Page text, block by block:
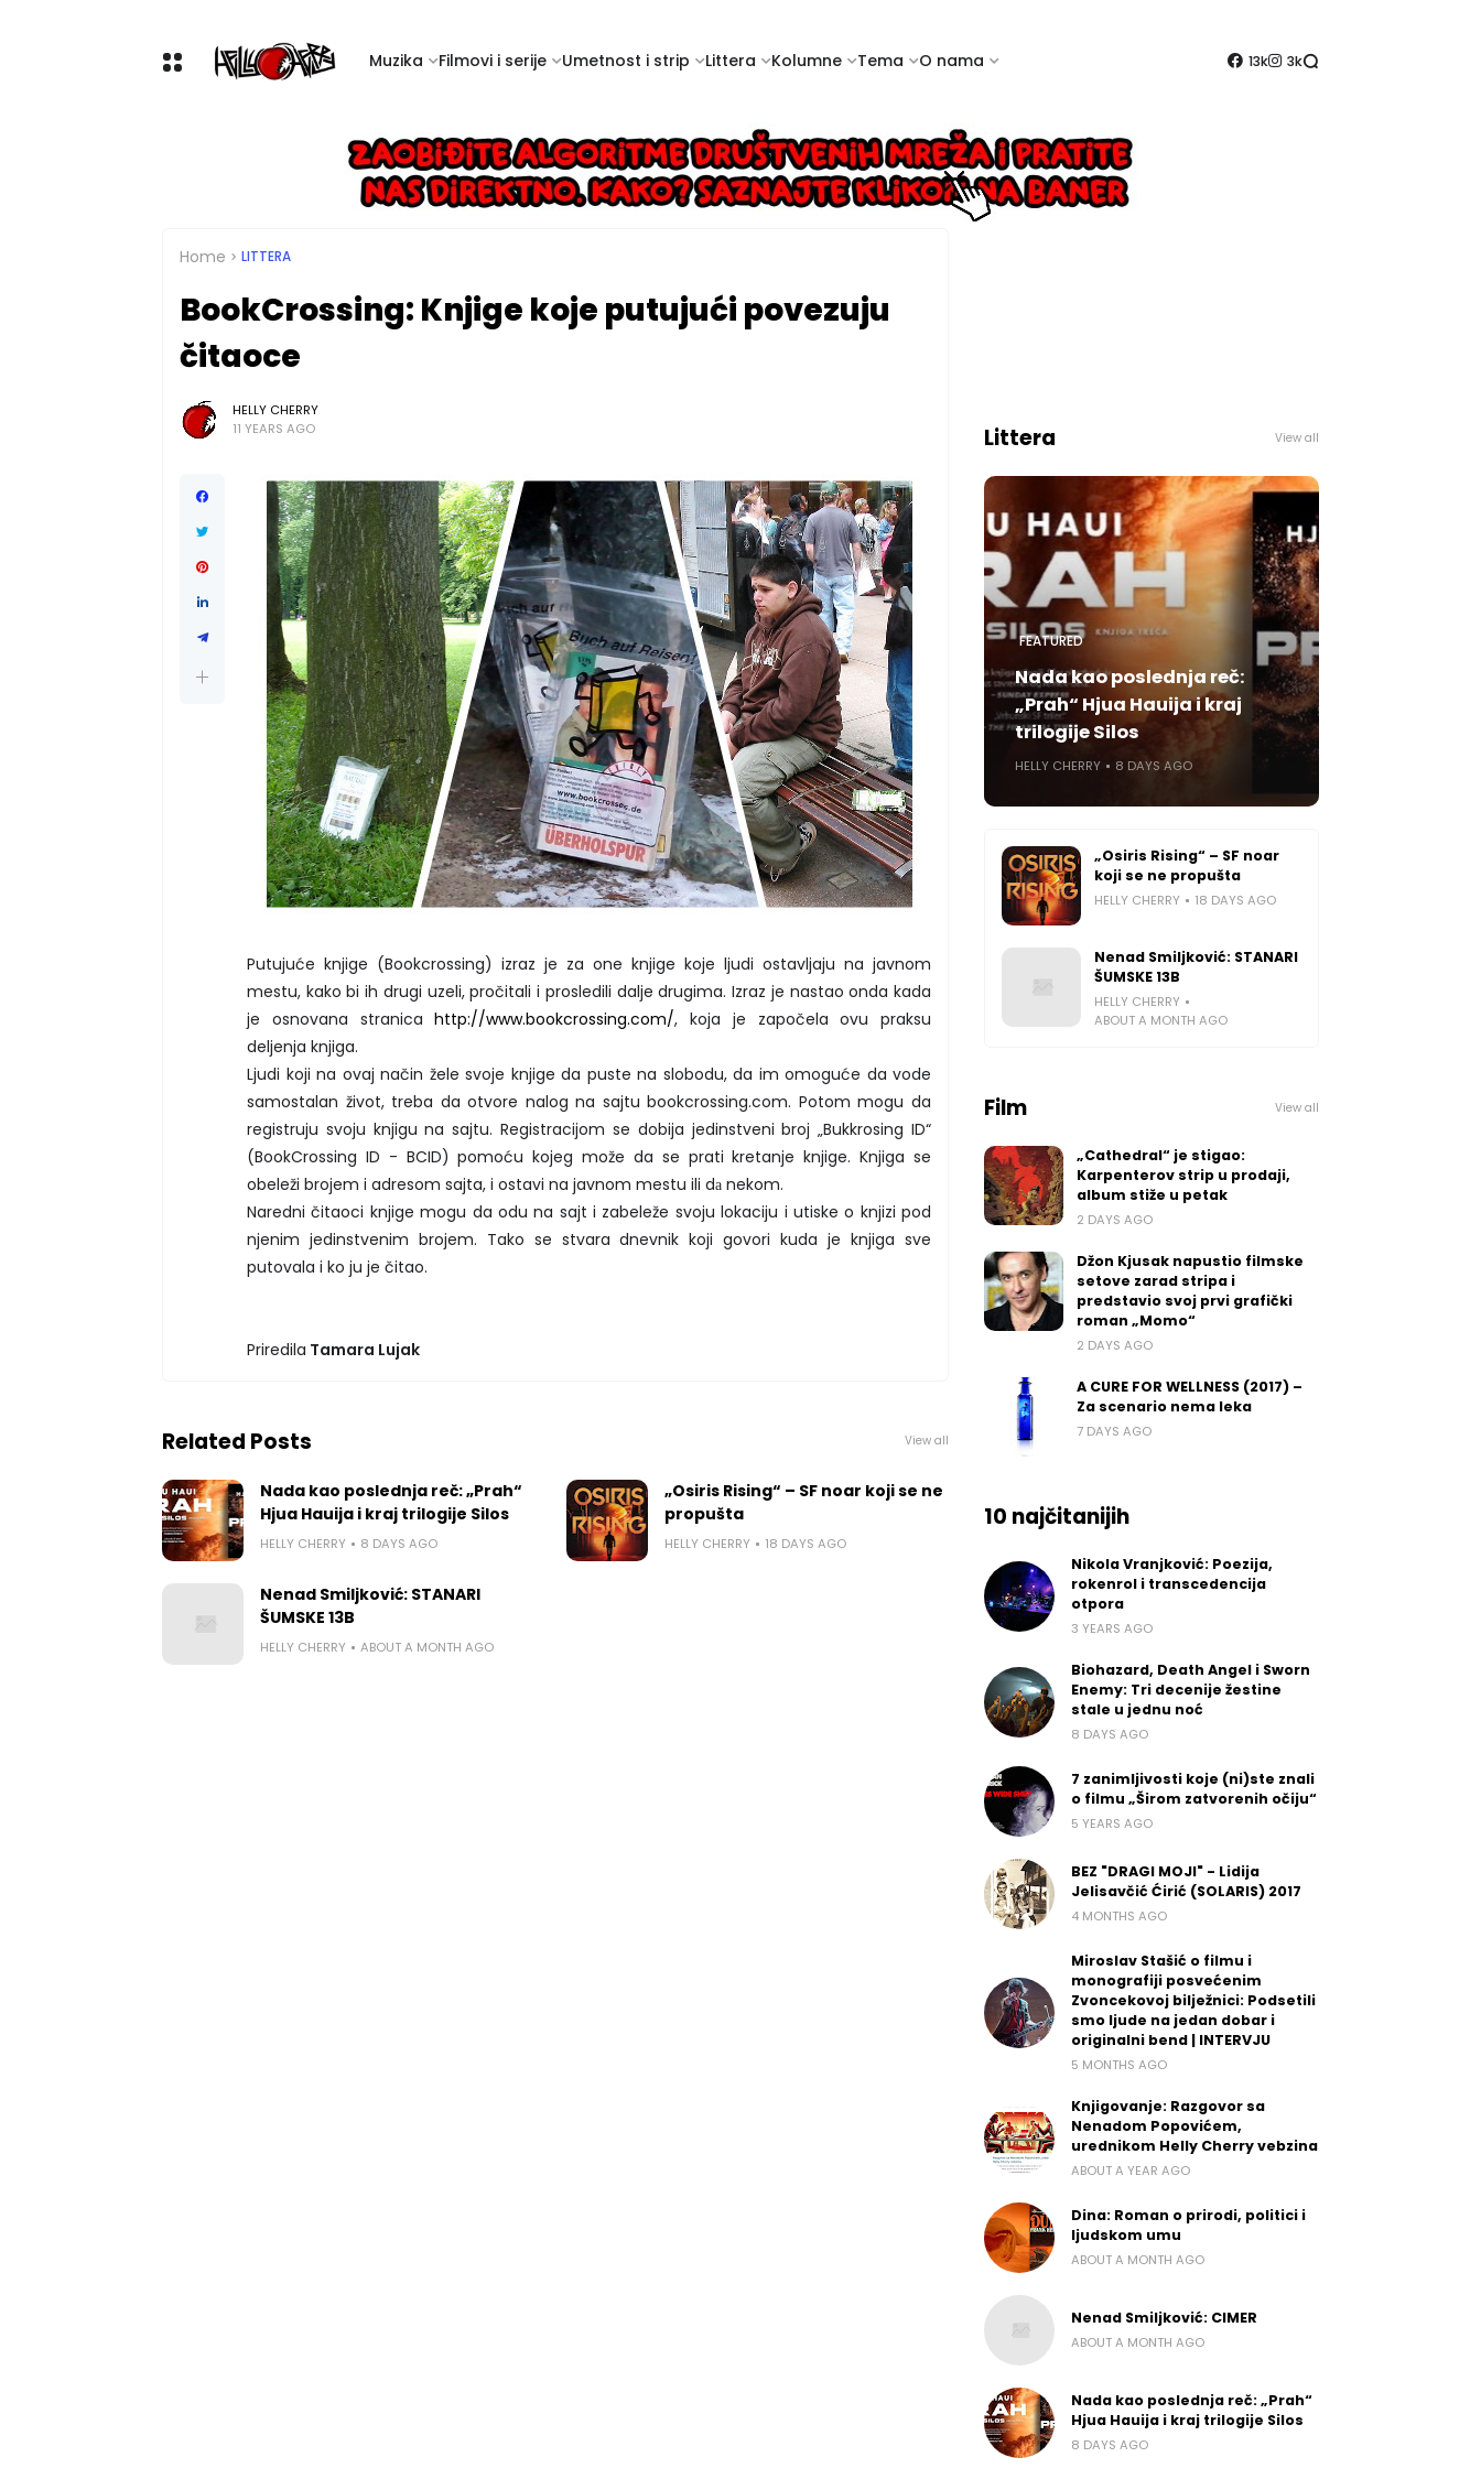
Muzika Filmovi i serije Umetnost i strip Littera Kolumne Tema O nama 13k 3k
Home LITTERA
BookCrossing: Knjige koje putujući povezuju
čitaoce
HELLY CHERRY
11 YEARS AGO
Putujuće knjige (Bookcrossing) izraz je za one knjige koje ljudi ostavljaju na javnom
mestu, kako bi ih drugi uzeli, pročitali i prosledili dalje drugima. Izraz je nastao onda kada
je osnovana stranicahttp://www.bookcrossing.com/, koja je započela ovu praksu
deljenja knjiga.
Ljudi koji na ovaj način žele svoje knjige da puste na slobodu, da im omoguće da vode
samostalan život, treba da otvore nalog na sajtu bookcrossing.com. Potom mogu da
registruju svoju knjigu na sajtu. Registracijom se dobija jedinstveni broj „Bukkrosing ID“
(BookCrossing ID - BCID) pomoću kojeg može da se prati kretanje knjige. Knjiga se
obeleži brojem i adresom sajta, i ostavi na javnom mestu ili dа nekom.
Naredni čitaoci knjige mogu da odu na sajt i zabeleže svoju lokaciju i utiske o knjizi pod
njenim jedinstvenim brojem. Tako se stvara dnevnik koji govori kuda je knjiga sve
putovala i ko ju je čitao.
Priredila Tamara Lujak
Related Posts View all
Nada kao poslednja reč: „Prah“
Hjua Hauija i kraj trilogije Silos
HELLY CHERRY 8 DAYS AGO
„Osiris Rising“ – SF noar koji se ne
propušta
HELLY CHERRY 18 DAYS AGO
Nenad Smiljković: STANARI
ŠUMSKE 13B
HELLY CHERRY ABOUT A MONTH AGO
Littera View all
FEATURED
Nada kao poslednja reč:
„Prah“ Hjua Hauija i kraj
trilogije Silos
HELLY CHERRY 8 DAYS AGO
„Osiris Rising“ – SF noar
koji se ne propušta
HELLY CHERRY 18 DAYS AGO
Nenad Smiljković: STANARI
ŠUMSKE 13B
HELLY CHERRY
ABOUT A MONTH AGO
Film View all
„Cathedral“ je stigao:
Karpenterov strip u prodaji,
album stiže u petak
2 DAYS AGO
Džon Kjusak napustio filmske
setove zarad stripa i
predstavio svoj prvi grafički
roman „Momo“
2 DAYS AGO
A CURE FOR WELLNESS (2017) –
Za scenario nema leka
7 DAYS AGO
10 najčitanijih
Nikola Vranjković: Poezija,
rokenrol i transcedencija
otpora
3 YEARS AGO
Biohazard, Death Angel i Sworn
Enemy: Tri decenije žestine
stale u jednu noć
8 DAYS AGO
7 zanimljivosti koje (ni)ste znali
o filmu „Širom zatvorenih očiju“
5 YEARS AGO
BEZ "DRAGI MOJI" - Lidija
Jelisavčić Ćirić (SOLARIS) 2017
4 MONTHS AGO
Miroslav Stašić o filmu i
monografiji posvećenim
Zvoncekovoj bilježnici: Podsetili
smo ljude na jedan dobar i
originalni bend | INTERVJU
5 MONTHS AGO
Knjigovanje: Razgovor sa
Nenadom Popovićem,
urednikom Helly Cherry vebzina
ABOUT A YEAR AGO
Dina: Roman o prirodi, politici i
ljudskom umu
ABOUT A MONTH AGO
Nenad Smiljković: CIMER
ABOUT A MONTH AGO
Nada kao poslednja reč: „Prah“
Hjua Hauija i kraj trilogije Silos
8 DAYS AGO